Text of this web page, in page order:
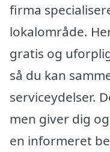
firma
lokalområde.
gratis og
så du kan
serviceydelser.
men giver dig
en informeret